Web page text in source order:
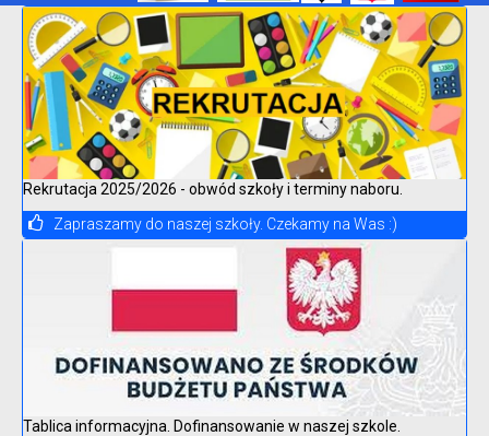
Kontakt
Archiwum
Rekrutacja 2025/2026 - obwód szkoły i terminy naboru.
Zapraszamy do naszej szkoły. Czekamy na Was :)
Tablica informacyjna. Dofinansowanie w naszej szkole.